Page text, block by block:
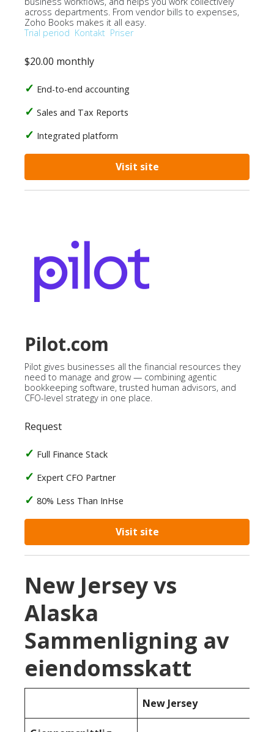
across departments. From vendor bills to expenses,
Zoho Books makes it all easy.
Trial period Kontakt Priser
$20.00 monthly
End-to-end accounting
Sales and Tax Reports
Integrated platform
Visit site
Pilot.com
Pilot gives businesses all the financial resources they
need to manage and grow — combining agentic
bookkeeping software, trusted human advisors, and
CFO-level strategy in one place.
Request
Full Finance Stack
Expert CFO Partner
80% Less Than InHse
Visit site
New Jersey vs
Alaska
Sammenligning av
eiendomsskatt
New Jersey